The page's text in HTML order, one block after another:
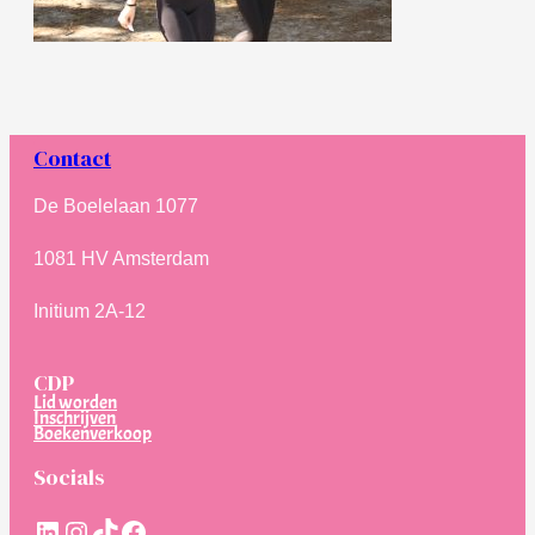
Contact
De Boelelaan 1077
1081 HV Amsterdam
Initium 2A-12
CDP
Lid worden
Inschrijven
Boekenverkoop
Socials